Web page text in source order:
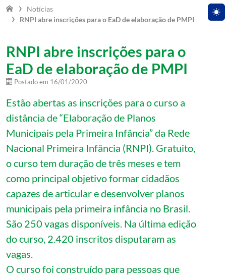
Notícias
RNPI abre inscrições para o EaD de elaboração de PMPI
RNPI abre inscrições para o
EaD de elaboração de PMPI
Postado em 16/01/2020
Estão abertas as inscrições para o curso a
distância de “Elaboração de Planos
Municipais pela Primeira Infância” da Rede
Nacional Primeira Infância (RNPI). Gratuito,
o curso tem duração de três meses e tem
como principal objetivo formar cidadãos
capazes de articular e desenvolver planos
municipais pela primeira infância no Brasil.
São 250 vagas disponíveis. Na última edição
do curso, 2.420 inscritos disputaram as
vagas.
O curso foi construído para pessoas que